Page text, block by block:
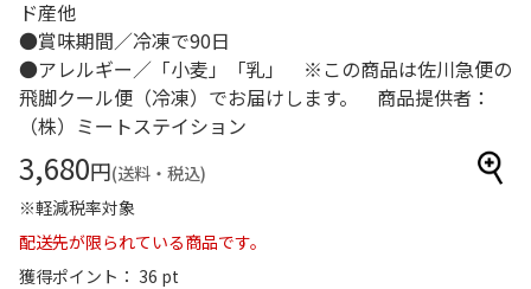
ド産他
●賞味期間／冷凍で90日
●アレルギー／「小麦」「乳」 ※この商品は佐川急便の
飛脚クール便（冷凍）でお届けします。 商品提供者：
（株）ミートステイション
3,680円(送料・税込)
※軽減税率対象
配送先が限られている商品です。
獲得ポイント： 36 pt